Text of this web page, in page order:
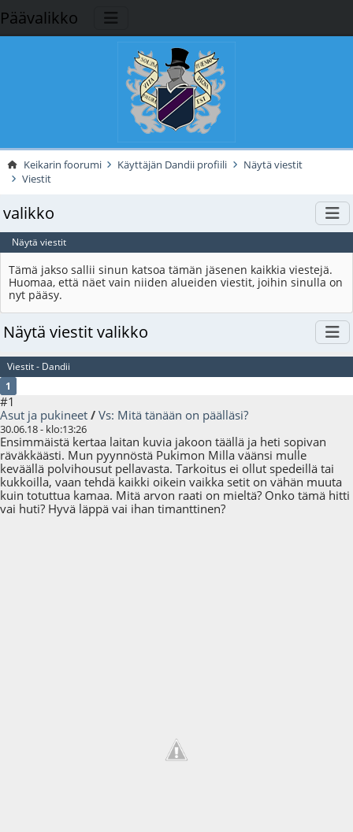
Päävalikko
Keikarin foorumi Käyttäjän Dandii profiili
Näytä viestit
Viestit
valikko
Näytä viestit
Tämä jakso sallii sinun katsoa tämän jäsenen kaikkia viestejä.
Huomaa, että näet vain niiden alueiden viestit, joihin sinulla on
nyt pääsy.
Näytä viestit valikko
Viestit - Dandii
1
#1
Asut ja pukineet / Vs: Mitä tänään on päälläsi?
30.06.18 - klo:13:26
Ensimmäistä kertaa laitan kuvia jakoon täällä ja heti sopivan
räväkkäästi. Mun pyynnöstä Pukimon Milla väänsi mulle
keväällä polvihousut pellavasta. Tarkoitus ei ollut spedeillä tai
kukkoilla, vaan tehdä kaikki oikein vaikka setit on vähän muuta
kuin totuttua kamaa. Mitä arvon raati on mieltä? Onko tämä hitti
vai huti? Hyvä läppä vai ihan timanttinen?